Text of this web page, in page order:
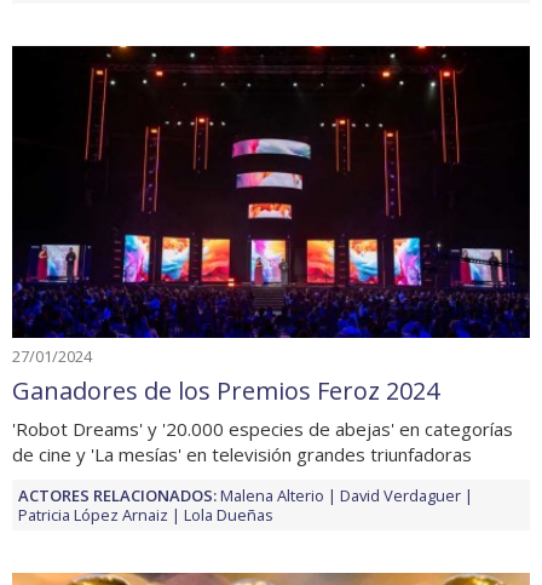
27/01/2024
Ganadores de los Premios Feroz 2024
'Robot Dreams' y '20.000 especies de abejas' en categorías
de cine y 'La mesías' en televisión grandes triunfadoras
ACTORES RELACIONADOS:Malena Alterio
David Verdaguer
Patricia López Arnaiz
Lola Dueñas